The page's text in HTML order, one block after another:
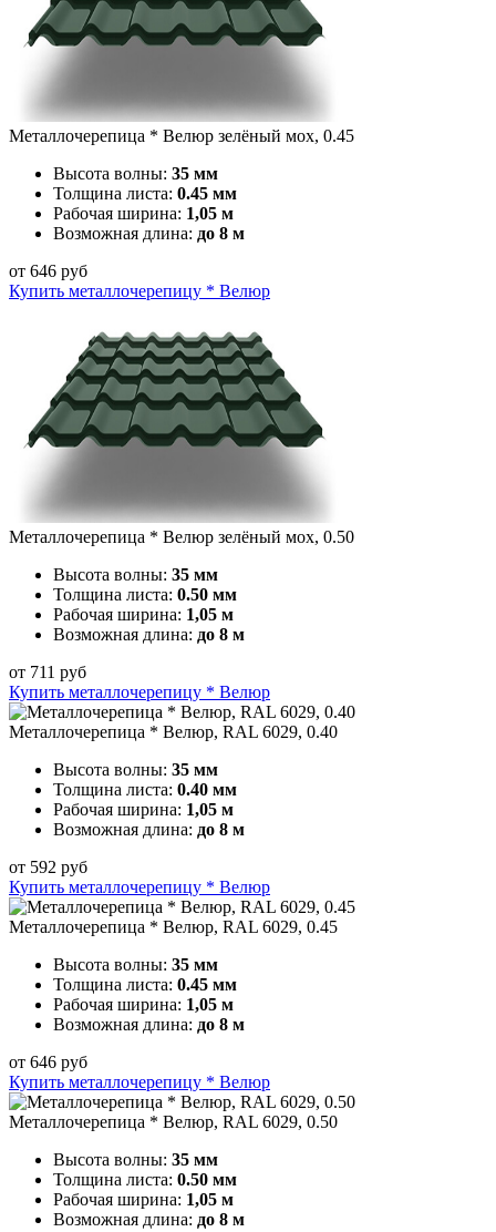
Металлочерепица * Велюр зелёный мох, 0.45
Высота волны: 35 мм
Толщина листа: 0.45 мм
Рабочая ширина: 1,05 м
Возможная длина: до 8 м
от 646 руб
Купить металлочерепицу * Велюр
Металлочерепица * Велюр зелёный мох, 0.50
Высота волны: 35 мм
Толщина листа: 0.50 мм
Рабочая ширина: 1,05 м
Возможная длина: до 8 м
от 711 руб
Купить металлочерепицу * Велюр
Металлочерепица * Велюр, RAL 6029, 0.40
Высота волны: 35 мм
Толщина листа: 0.40 мм
Рабочая ширина: 1,05 м
Возможная длина: до 8 м
от 592 руб
Купить металлочерепицу * Велюр
Металлочерепица * Велюр, RAL 6029, 0.45
Высота волны: 35 мм
Толщина листа: 0.45 мм
Рабочая ширина: 1,05 м
Возможная длина: до 8 м
от 646 руб
Купить металлочерепицу * Велюр
Металлочерепица * Велюр, RAL 6029, 0.50
Высота волны: 35 мм
Толщина листа: 0.50 мм
Рабочая ширина: 1,05 м
Возможная длина: до 8 м